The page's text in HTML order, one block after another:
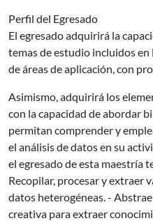
Perfil del Egresado
El egresado adquirirá la
temas de estudio incluidos
de áreas de aplicación, con
Asimismo, adquirirá los
con la capacidad de abordar
permitan comprender y
el análisis de datos en su
el egresado de esta maestría
Recopilar, procesar y extraer
datos heterogéneas. -
creativa para extraer